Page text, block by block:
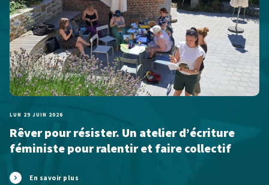
LUN 29 JUIN 2026
Rêver pour résister. Un atelier d’écriture
féministe pour ralentir et faire collectif
En savoir plus